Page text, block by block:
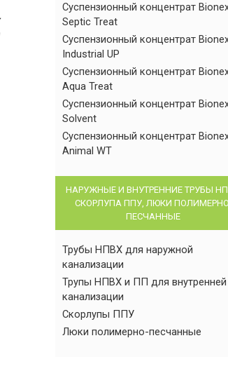
Суспензионный концентрат
Septic Treat
Суспензионный концентрат
Industrial UP
Суспензионный концентрат
Aqua Treat
Суспензионный концентрат
Solvent
Суспензионный концентрат
Animal WT
НАРУЖНЫЕ И ВНУТРЕННИЕ ТРУБЫ
СКОРЛУПА ППУ, ЛЮКИ
ПЕСЧАННЫЕ
Трубы НПВХ для наружной
канализации
Трупы НПВХ и ПП для внутренней
канализации
Скорлупы ППУ
Люки полимерно-песчанные